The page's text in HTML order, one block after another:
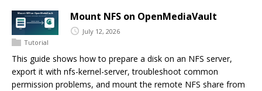
Mount NFS on OpenMediaVault
July 12, 2026
Tutorial
This guide shows how to prepare a disk on an NFS server,
export it with nfs-kernel-server, troubleshoot common
permission problems, and mount the remote NFS share from